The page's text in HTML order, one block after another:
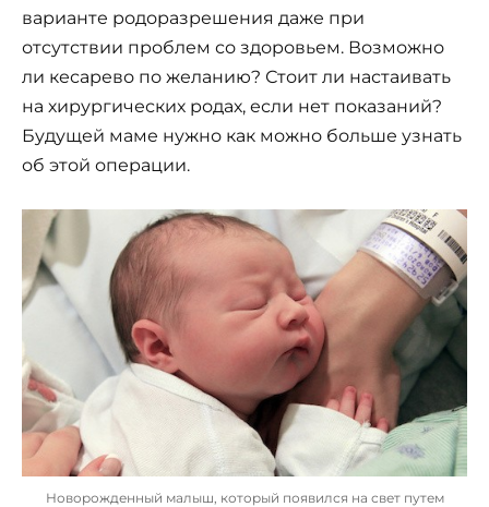
варианте родоразрешения даже при
отсутствии проблем со здоровьем. Возможно
ли кесарево по желанию? Стоит ли настаивать
на хирургических родах, если нет показаний?
Будущей маме нужно как можно больше узнать
об этой операции.
Новорожденный малыш, который появился на свет путем